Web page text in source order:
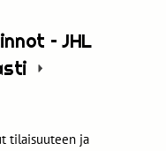
– JHL
tilaisuuteen ja